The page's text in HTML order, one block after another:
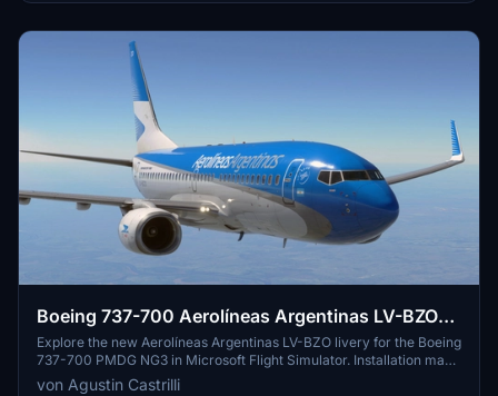
de servicios ground de PMDG con los esquemas de Aerolíneas
Boeing 737-700 Aerolíneas Argentinas LV-BZO
new
Explore the new Aerolíneas Argentinas LV-BZO livery for the Boeing
737-700 PMDG NG3 in Microsoft Flight Simulator. Installation made
easy via Operations Center.
von Agustin Castrilli